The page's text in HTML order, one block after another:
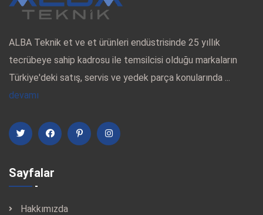
ALBA Teknik et ve et ürünleri endüstrisinde 25 yıllık
tecrübeye sahip kadrosu ile temsilcisi olduğu markaların
Türkiye'deki satış, servis ve yedek parça konularında ...
devamı
Sayfalar
Hakkımızda